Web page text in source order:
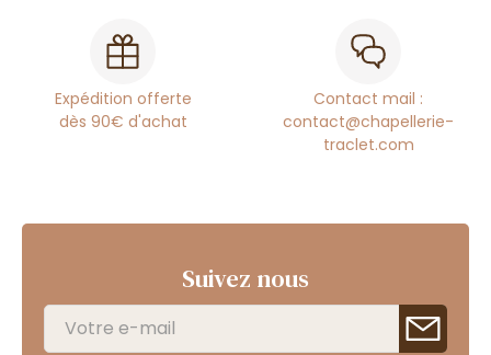
Expédition offerte
dès 90€ d'achat
Contact mail :
contact@chapellerie-
traclet.com
Suivez nous